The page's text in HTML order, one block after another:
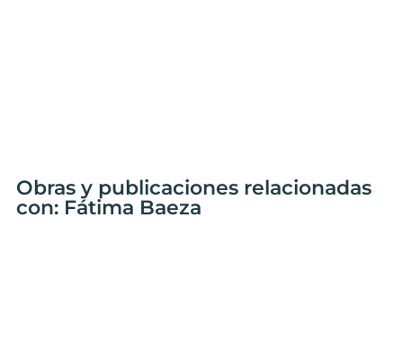
Obras y publicaciones relacionadas
con: Fátima Baeza